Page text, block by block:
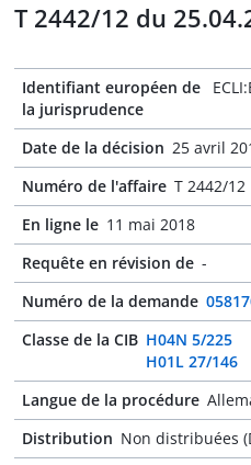
T 2442/12 du
Identifiant européen de
la jurisprudence
Date de la décision 25 avril
Numéro de l'affaire T 2442/12
En ligne le 11 mai 2018
Requête en révision de -
Numéro de la demande
Classe de la CIB H04N 5/225
H01L 27/146
Langue de la procédure
Distribution Non distribuées